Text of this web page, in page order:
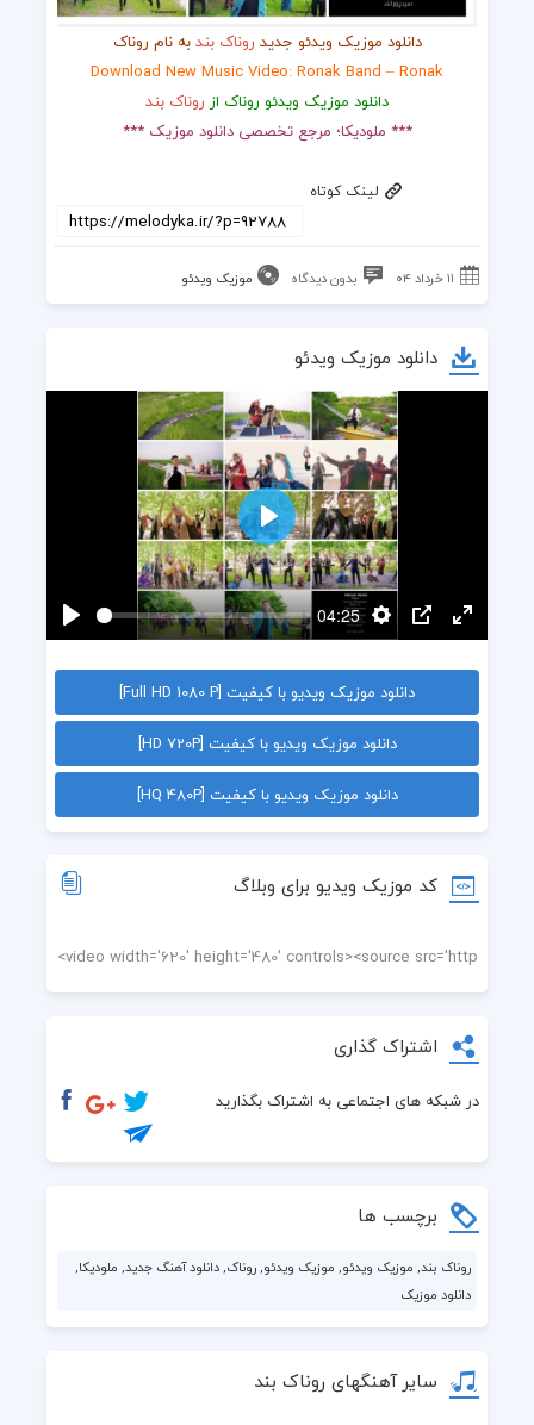
دانلود موزیک ویدئو جدید روناک بندبه نام روناک
Download New Music Video: Ronak Band – Ronak
دانلود موزیک ویدئو روناک ازروناک بند
*** ملودیکا؛ مرجع تخصصی دانلود موزیک ***
لینک کوتاه
۱۱ خرداد ۰۴ بدون دیدگاه موزیک ویدئو
دانلود موزیک ویدئو
پخش
04:25
تنظیماتPIP
Enter
fullscreen
پخش
دانلود موزیک ویدیو با کیفیت [Full HD 1080 P]
دانلود موزیک ویدیو با کیفیت [HD 720P]
دانلود موزیک ویدیو با کیفیت [HQ 480P]
کد موزیک ویدیو برای وبلاگ
اشتراک گذاری
در شبکه های اجتماعی به اشتراک بگذارید
برچسب ها
روناک بند, موزیک ویدئو, موزیک ویدئو, روناک, دانلود آهنگ جدید, ملودیکا,
دانلود موزیک
سایر آهنگهای روناک بند